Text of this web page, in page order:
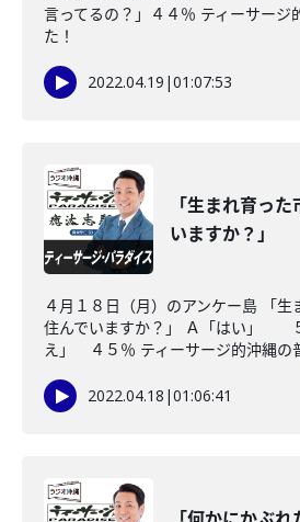
言ってるの？」４４％ ティーサージ
た！
2022.04.19 |01:07:53
「生まれ育っ
いますか？」
４月１８日（月）のアンケー島 「
住んでいますか？」 Ａ「はい」
え」 ４５％ ティーサージ的沖縄の
2022.04.18 |01:06:41